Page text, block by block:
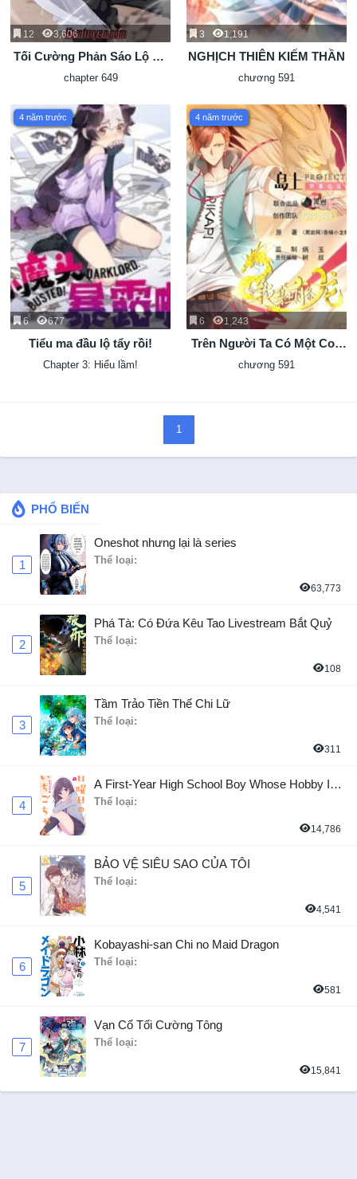
12 3,606
Tối Cường Phản Sáo Lộ Hệ
Thống
chapter 649
3 1,191
NGHỊCH THIÊN KIẾM THẦN
chương 591
4 năm trước
6 677
Tiểu ma đầu lộ tẩy rồi!
Chapter 3: Hiểu lầm!
4 năm trước
6 1,243
Trên Người Ta Có Một Con
Rồng
chương 591
1
PHỔ BIẾN
1
Oneshot nhưng lại là series
Thể loại:
63,773
2
Phá Tà: Có Đứa Kêu Tao Livestream Bắt Quỷ
Thể loại:
108
3
Tầm Trảo Tiền Thế Chi Lữ
Thể loại:
311
4
A First-Year High School Boy Whose Hobby Is
Cross-Dressing
Thể loại:
14,786
5
BẢO VỆ SIÊU SAO CỦA TÔI
Thể loại:
4,541
6
Kobayashi-san Chi no Maid Dragon
Thể loại:
581
7
Vạn Cổ Tối Cường Tông
Thể loại:
15,841